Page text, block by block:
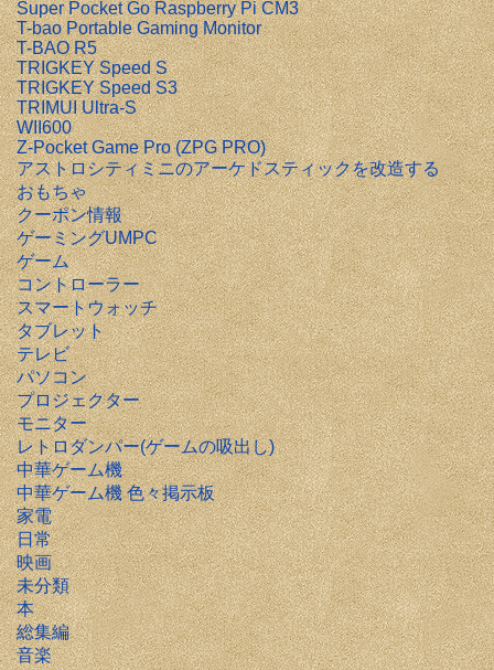
Super Pocket Go Raspberry Pi CM3
T-bao Portable Gaming Monitor
T-BAO R5
TRIGKEY Speed S
TRIGKEY Speed S3
TRIMUI Ultra-S
WII600
Z-Pocket Game Pro (ZPG PRO)
アストロシティミニのアーケドスティックを改造する
おもちゃ
クーポン情報
ゲーミングUMPC
ゲーム
コントローラー
スマートウォッチ
タブレット
テレビ
パソコン
プロジェクター
モニター
レトロダンパー(ゲームの吸出し)
中華ゲーム機
中華ゲーム機 色々掲示板
家電
日常
映画
未分類
本
総集編
音楽